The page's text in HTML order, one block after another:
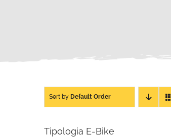
Sort by Default Order
Tipologia E-Bike